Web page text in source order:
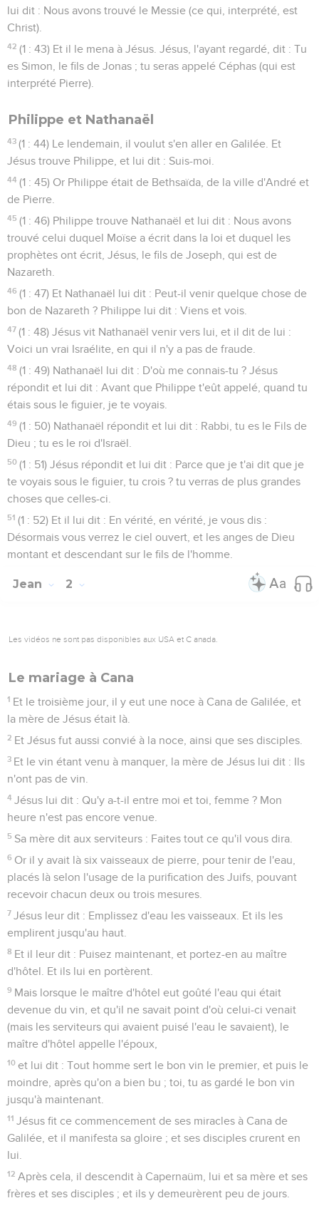
lui dit : Nous avons trouvé le Messie (ce qui, interprété, est
Christ).
42 (1 : 43) Et il le mena à Jésus. Jésus, l'ayant regardé, dit : Tu
es Simon, le fils de Jonas ; tu seras appelé Céphas (qui est
interprété Pierre).
Philippe et Nathanaël
43 (1 : 44) Le lendemain, il voulut s'en aller en Galilée. Et
Jésus trouve Philippe, et lui dit : Suis-moi.
44 (1 : 45) Or Philippe était de Bethsaïda, de la ville d'André et
de Pierre.
45 (1 : 46) Philippe trouve Nathanaël et lui dit : Nous avons
trouvé celui duquel Moïse a écrit dans la loi et duquel les
prophètes ont écrit, Jésus, le fils de Joseph, qui est de
Nazareth.
46 (1 : 47) Et Nathanaël lui dit : Peut-il venir quelque chose de
bon de Nazareth ? Philippe lui dit : Viens et vois.
47 (1 : 48) Jésus vit Nathanaël venir vers lui, et il dit de lui :
Voici un vrai Israélite, en qui il n'y a pas de fraude.
48 (1 : 49) Nathanaël lui dit : D'où me connais-tu ? Jésus
répondit et lui dit : Avant que Philippe t'eût appelé, quand tu
étais sous le figuier, je te voyais.
49 (1 : 50) Nathanaël répondit et lui dit : Rabbi, tu es le Fils de
Dieu ; tu es le roi d'Israël.
50 (1 : 51) Jésus répondit et lui dit : Parce que je t'ai dit que je
te voyais sous le figuier, tu crois ? tu verras de plus grandes
choses que celles-ci.
51 (1 : 52) Et il lui dit : En vérité, en vérité, je vous dis :
Désormais vous verrez le ciel ouvert, et les anges de Dieu
montant et descendant sur le fils de l'homme.
Jean 2
Les vidéos ne sont pas disponibles aux USA et C anada.
Le mariage à Cana
1 Et le troisième jour, il y eut une noce à Cana de Galilée, et
la mère de Jésus était là.
2 Et Jésus fut aussi convié à la noce, ainsi que ses disciples.
3 Et le vin étant venu à manquer, la mère de Jésus lui dit : Ils
n'ont pas de vin.
4 Jésus lui dit : Qu'y a-t-il entre moi et toi, femme ? Mon
heure n'est pas encore venue.
5 Sa mère dit aux serviteurs : Faites tout ce qu'il vous dira.
6 Or il y avait là six vaisseaux de pierre, pour tenir de l'eau,
placés là selon l'usage de la purification des Juifs, pouvant
recevoir chacun deux ou trois mesures.
7 Jésus leur dit : Emplissez d'eau les vaisseaux. Et ils les
emplirent jusqu'au haut.
8 Et il leur dit : Puisez maintenant, et portez-en au maître
d'hôtel. Et ils lui en portèrent.
9 Mais lorsque le maître d'hôtel eut goûté l'eau qui était
devenue du vin, et qu'il ne savait point d'où celui-ci venait
(mais les serviteurs qui avaient puisé l'eau le savaient), le
maître d'hôtel appelle l'époux,
10 et lui dit : Tout homme sert le bon vin le premier, et puis le
moindre, après qu'on a bien bu ; toi, tu as gardé le bon vin
jusqu'à maintenant.
11 Jésus fit ce commencement de ses miracles à Cana de
Galilée, et il manifesta sa gloire ; et ses disciples crurent en
lui.
12 Après cela, il descendit à Capernaüm, lui et sa mère et ses
frères et ses disciples ; et ils y demeurèrent peu de jours.